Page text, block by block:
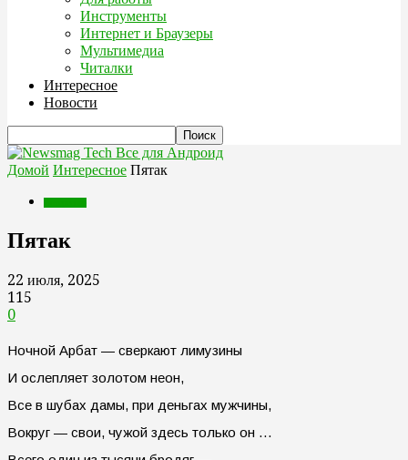
Инструменты
Интернет и Браузеры
Мультимедиа
Читалки
Интересное
Новости
Все для Андроид
Домой Интересное Пятак
Пятак
22 июля, 2025
115
0
Ночной Арбат — cверкают лимузины
И ослепляет золотом неон,
Все в шубах дамы, при деньгах мужчины,
Вокруг — свои, чужой здесь только он …